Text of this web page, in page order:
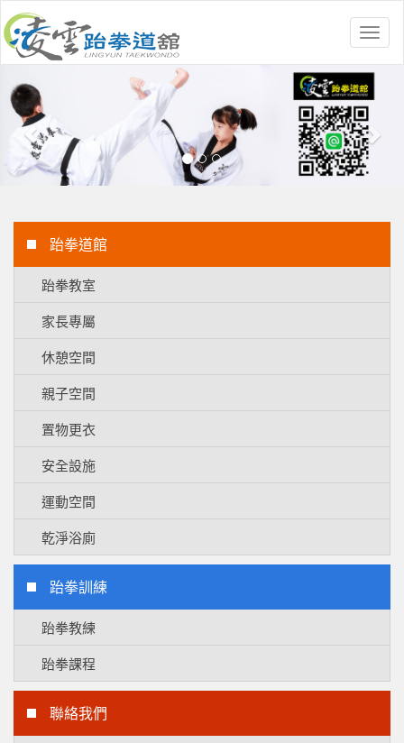
跆拳道館
跆拳教室
家長專屬
休憩空間
親子空間
置物更衣
安全設施
運動空間
乾淨浴廁
跆拳訓練
跆拳教練
跆拳課程
聯絡我們